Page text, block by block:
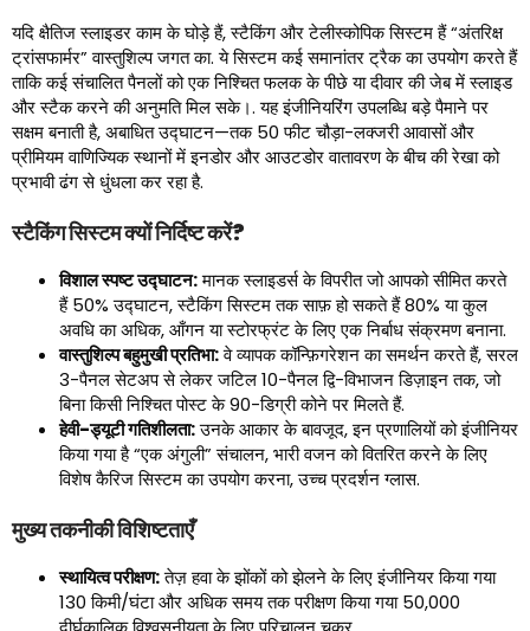
यदि क्षैतिज स्लाइडर काम के घोड़े हैं, स्टैकिंग और टेलीस्कोपिक सिस्टम हैं “अंतरिक्ष
ट्रांसफार्मर” वास्तुशिल्प जगत का. ये सिस्टम कई समानांतर ट्रैक का उपयोग करते हैं
ताकि कई संचालित पैनलों को एक निश्चित फलक के पीछे या दीवार की जेब में स्लाइड
और स्टैक करने की अनुमति मिल सके।. यह इंजीनियरिंग उपलब्धि बड़े पैमाने पर
सक्षम बनाती है, अबाधित उद्घाटन—तक 50 फीट चौड़ा-लक्जरी आवासों और
प्रीमियम वाणिज्यिक स्थानों में इनडोर और आउटडोर वातावरण के बीच की रेखा को
प्रभावी ढंग से धुंधला कर रहा है.
स्टैकिंग सिस्टम क्यों निर्दिष्ट करें?
विशाल स्पष्ट उद्घाटन:मानक स्लाइडर्स के विपरीत जो आपको सीमित करते
हैं 50% उद्घाटन, स्टैकिंग सिस्टम तक साफ़ हो सकते हैं 80% या कुल
अवधि का अधिक, आँगन या स्टोरफ्रंट के लिए एक निर्बाध संक्रमण बनाना.
वास्तुशिल्प बहुमुखी प्रतिभा:वे व्यापक कॉन्फ़िगरेशन का समर्थन करते हैं, सरल
3-पैनल सेटअप से लेकर जटिल 10-पैनल द्वि-विभाजन डिज़ाइन तक, जो
बिना किसी निश्चित पोस्ट के 90-डिग्री कोने पर मिलते हैं.
हेवी-ड्यूटी गतिशीलता:उनके आकार के बावजूद, इन प्रणालियों को इंजीनियर
किया गया है “एक अंगुली” संचालन, भारी वजन को वितरित करने के लिए
विशेष कैरिज सिस्टम का उपयोग करना, उच्च प्रदर्शन ग्लास.
मुख्य तकनीकी विशिष्टताएँ
स्थायित्व परीक्षण:तेज़ हवा के झोंकों को झेलने के लिए इंजीनियर किया गया
130 किमी/घंटा और अधिक समय तक परीक्षण किया गया 50,000